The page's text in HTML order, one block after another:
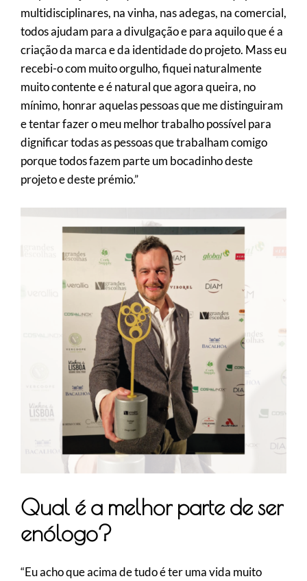
multidisciplinares, na vinha, nas adegas, na comercial,
todos ajudam para a divulgação e para aquilo que é a
criação da marca e da identidade do projeto. Mass eu
recebi-o com muito orgulho, fiquei naturalmente
muito contente e é natural que agora queira, no
mínimo, honrar aquelas pessoas que me distinguiram
e tentar fazer o meu melhor trabalho possível para
dignificar todas as pessoas que trabalham comigo
porque todos fazem parte um bocadinho deste
projeto e deste prémio.”
Qual é a melhor parte de ser
enólogo?
“Eu acho que acima de tudo é ter uma vida muito